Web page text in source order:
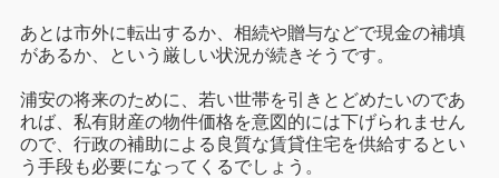
あとは市外に転出するか、相続や贈与などで現金の補填
があるか、という厳しい状況が続きそうです。
浦安の将来のために、若い世帯を引きとどめたいのであ
れば、私有財産の物件価格を意図的には下げられません
ので、行政の補助による良質な賃貸住宅を供給するとい
う手段も必要になってくるでしょう。